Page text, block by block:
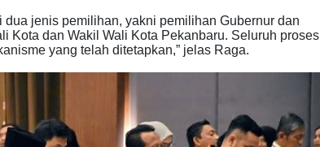
jenis pemilihan, yakni pemilihan Gubernur dan
Kota dan Wakil Wali Kota Pekanbaru. Seluruh proses
yang telah ditetapkan,” jelas Raga.